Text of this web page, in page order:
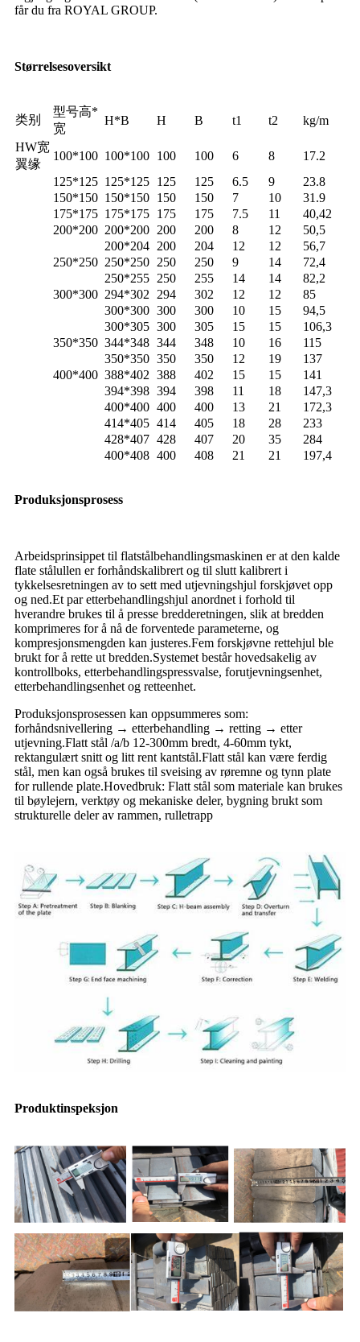
får du fra ROYAL GROUP.
Størrelsesoversikt
类别
型号高*
宽
H*B H B t1 t2
kg/m
HW宽
翼缘
100*100 100*100 100 100 6 8
17.2
125*125 125*125 125 125 6.5 9
23.8
150*150 150*150 150 150 7 10
31.9
175*175 175*175 175 175 7.5 11
40,42
200*200 200*200 200 200 8 12
50,5
200*204 200 204 12 12
56,7
250*250 250*250 250 250 9 14
72,4
250*255 250 255 14 14
82,2
300*300 294*302 294 302 12 12
85
300*300 300 300 10 15
94,5
300*305 300 305 15 15
106,3
350*350 344*348 344 348 10 16
115
350*350 350 350 12 19
137
400*400 388*402 388 402 15 15
141
394*398 394 398 11 18
147,3
400*400 400 400 13 21
172,3
414*405 414 405 18 28
233
428*407 428 407 20 35
284
400*408 400 408 21 21 197,4
Produksjonsprosess
Arbeidsprinsippet til flatstålbehandlingsmaskinen er at den kalde
flate stålullen er forhåndskalibrert og til slutt kalibrert i
tykkelsesretningen av to sett med utjevningshjul forskjøvet opp
og ned.Et par etterbehandlingshjul anordnet i forhold til
hverandre brukes til å presse bredderetningen, slik at bredden
komprimeres for å nå de forventede parameterne, og
kompresjonsmengden kan justeres.Fem forskjøvne rettehjul ble
brukt for å rette ut bredden.Systemet består hovedsakelig av
kontrollboks, etterbehandlingspressvalse, forutjevningsenhet,
etterbehandlingsenhet og retteenhet.
Produksjonsprosessen kan oppsummeres som:
forhåndsnivellering → etterbehandling → retting → etter
utjevning.Flatt stål /a/b 12-300mm bredt, 4-60mm tykt,
rektangulært snitt og litt rent kantstål.Flatt stål kan være ferdig
stål, men kan også brukes til sveising av røremne og tynn plate
for rullende plate.Hovedbruk: Flatt stål som materiale kan brukes
til bøylejern, verktøy og mekaniske deler, bygning brukt som
strukturelle deler av rammen, rulletrapp
Produktinspeksjon